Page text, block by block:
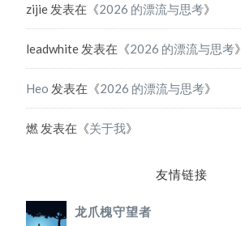
zijie发表在《2026 的漂流与思考》
leadwhite发表在《2026 的漂流与思考》
Heo 发表在《2026 的漂流与思考》
燃发表在《关于我》
友情链接
龙爪槐守望者